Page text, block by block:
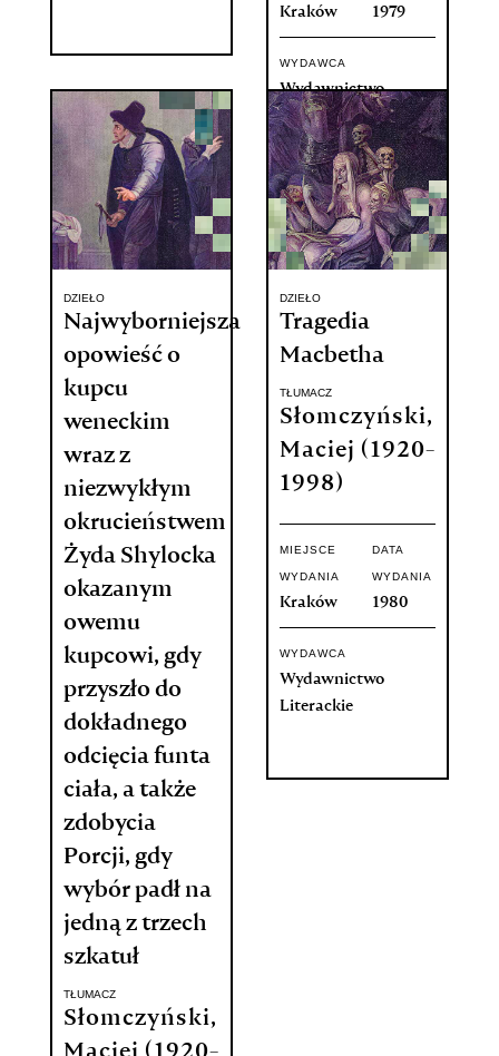
Kraków 1979
WYDAWCA
Wydawnictwo
Literackie
DZIEŁO
Najwyborniejsza
opowieść o
kupcu
weneckim
wraz z
niezwykłym
okrucieństwem
Żyda Shylocka
okazanym
owemu
kupcowi, gdy
przyszło do
dokładnego
odcięcia funta
ciała, a także
zdobycia
Porcji, gdy
wybór padł na
jedną z trzech
szkatuł
TŁUMACZ
Słomczyński,
DZIEŁO
Tragedia
Macbetha
TŁUMACZ
Słomczyński,
Maciej (1920-
1998)
MIEJSCE
WYDANIA
Kraków
DATA
WYDANIA
1980
WYDAWCA
Wydawnictwo
Literackie